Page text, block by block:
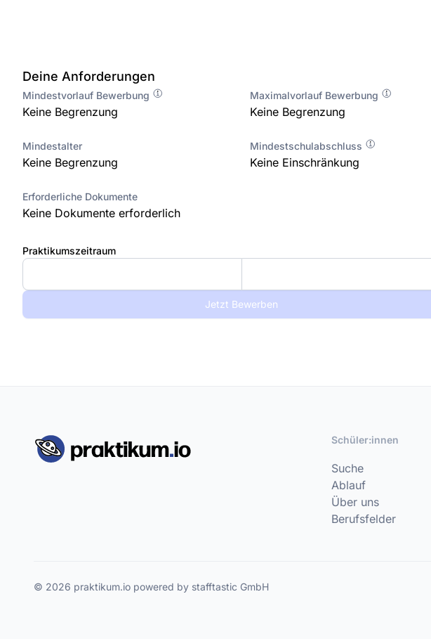
Deine Anforderungen
Mindestvorlauf Bewerbung
Keine Begrenzung
Maximalvorlauf Bewerbung
Keine Begrenzung
Mindestalter
Keine Begrenzung
Mindestschulabschluss
Keine Einschränkung
Erforderliche Dokumente
Keine Dokumente erforderlich
Praktikumszeitraum
Jetzt Bewerben
Schüler:innen
Suche
Ablauf
Über uns
Berufsfelder
© 2026 praktikum.io powered by stafftastic GmbH